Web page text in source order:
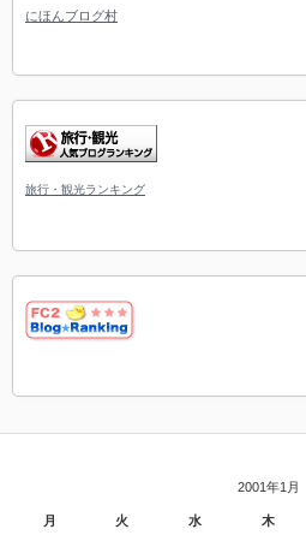
にほんブログ村
旅行・観光ランキング
2001年1月
月 火 水 木